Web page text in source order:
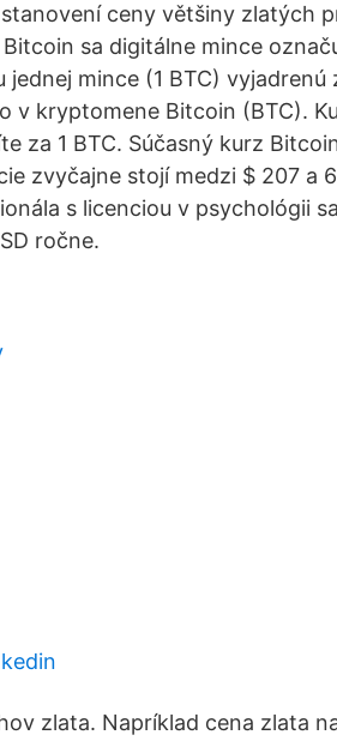
ceny většiny zlatých
sa digitálne mince
mince (1 BTC) vyjadrenú
v kryptomene Bitcoin (BTC).
za 1 BTC. Súčasný kurz
zvyčajne stojí medzi $ 207 a
s licenciou v psychológii
ročne.
zlata. Napríklad cena zlata